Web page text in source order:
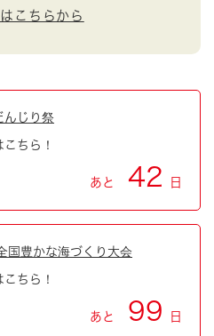
こちらから
んじり祭
ちら！
あと 42 日
国豊かな海づくり大会
ちら！
あと 99 日